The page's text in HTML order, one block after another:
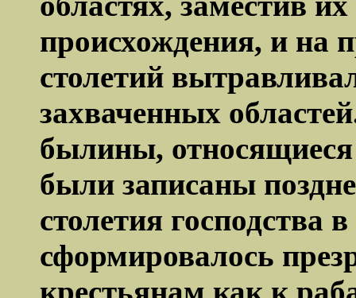
происхождения, и на
столетий
захваченных
былины, относящиеся
были записаны
столетия господства
сформировалось
крестьянам как к